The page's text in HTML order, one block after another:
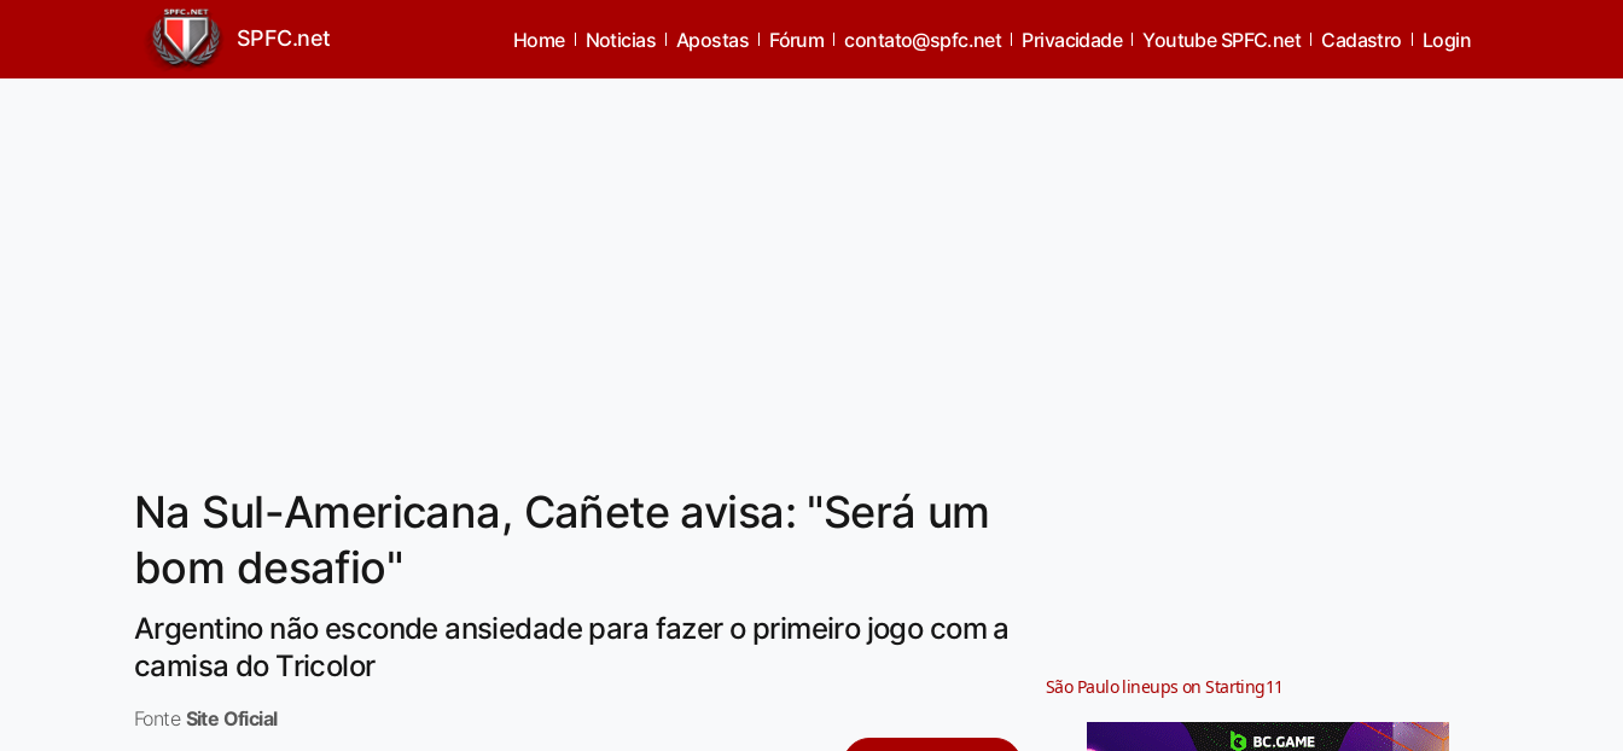
SPFC.net Home Noticias Apostas Fórum contato@spfc.net Privacidade Youtube SPFC.net Cadastro Login
Na Sul-Americana, Cañete avisa: "Será um
bom desafio"
Argentino não esconde ansiedade para fazer o primeiro jogo com a
camisa do Tricolor
Fonte Site Oficial
São Paulo lineups on Starting11